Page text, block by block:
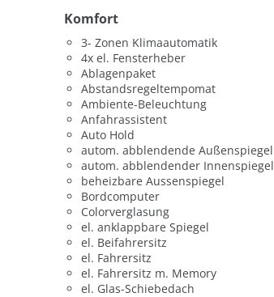
Komfort
3- Zonen Klimaautomatik
4x el. Fensterheber
Ablagenpaket
Abstandsregeltempomat
Ambiente-Beleuchtung
Anfahrassistent
Auto Hold
autom. abblendende Außenspiegel
autom. abblendender Innenspiegel
beheizbare Aussenspiegel
Bordcomputer
Colorverglasung
el. anklappbare Spiegel
el. Beifahrersitz
el. Fahrersitz
el. Fahrersitz m. Memory
el. Glas-Schiebedach